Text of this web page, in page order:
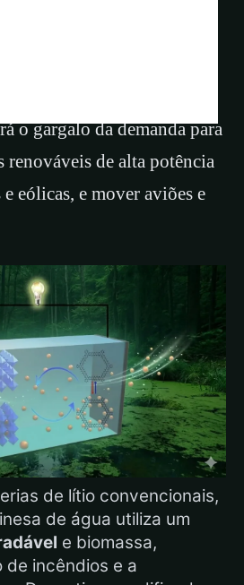
na
biodegradável que
o gargalo da demanda para
renováveis de alta potência
eólicas, e mover aviões e
de lítio convencionais,
de água utiliza um
e biomassa,
de incêndios e a